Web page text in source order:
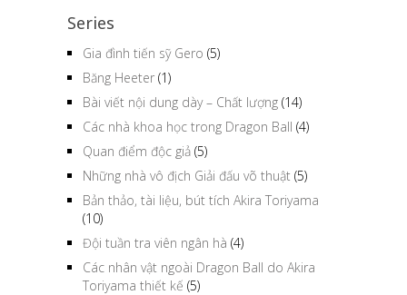
Series
Gia đình tiến sỹ Gero (5)
Băng Heeter (1)
Bài viết nội dung dày – Chất lượng (14)
Các nhà khoa học trong Dragon Ball (4)
Quan điểm độc giả (5)
Những nhà vô địch Giải đấu võ thuật (5)
Bản thảo, tài liệu, bút tích Akira Toriyama
(10)
Đội tuần tra viên ngân hà (4)
Các nhân vật ngoài Dragon Ball do Akira
Toriyama thiết kế (5)